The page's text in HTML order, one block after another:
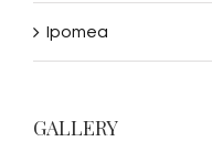
Ipomea
GALLERY